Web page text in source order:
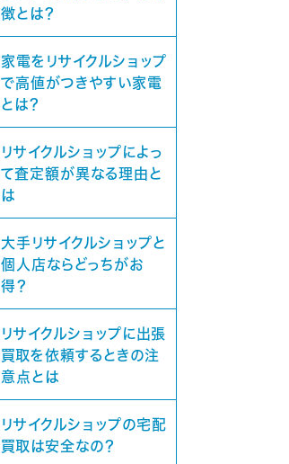
徴とは？
家電をリサイクルショップ
で高値がつきやすい家電
とは？
リサイクルショップによっ
て査定額が異なる理由と
は
大手リサイクルショップと
個人店ならどっちがお
得？
リサイクルショップに出張
買取を依頼するときの注
意点とは
リサイクルショップの宅配
買取は安全なの？